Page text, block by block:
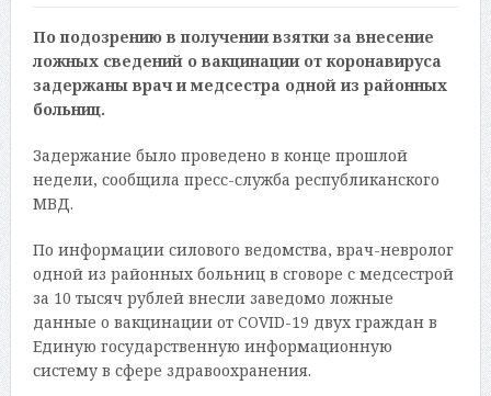
По подозрению в получении взятки за внесение
ложных сведений о вакцинации от коронавируса
задержаны врач и медсестра одной из районных
больниц.
Задержание было проведено в конце прошлой
недели, сообщила пресс-служба республиканского
МВД.
По информации силового ведомства, врач-невролог
одной из районных больниц в сговоре с медсестрой
за 10 тысяч рублей внесли заведомо ложные
данные о вакцинации от COVID-19 двух граждан в
Единую государственную информационную
систему в сфере здравоохранения.